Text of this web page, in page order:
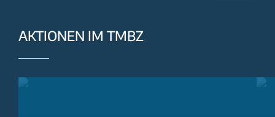
AKTIONEN IM TMBZ